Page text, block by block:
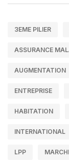
3EME PILIER
ASSURANCE
AUGMENTATION
ENTREPRISE
HABITATION
INTERNATIONAL
LPP